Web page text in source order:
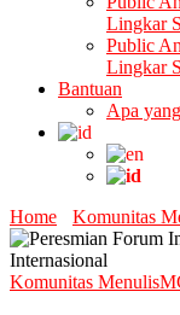
Lingkar
Public
Lingkar
Bantuan
Apa
Home Komunitas
Komunitas Menulis